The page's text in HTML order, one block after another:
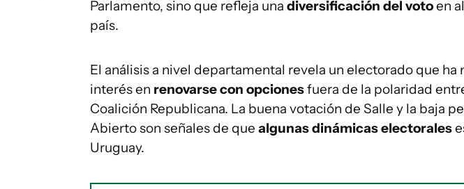
Parlamento, sino que refleja una diversificación del votoen
país.
El análisis a nivel departamental revela un electorado que
interés en renovarse con opcionesfuera de la polaridad
Coalición Republicana. La buena votación de Salle y la baja
Abierto son señales de que algunas dinámicas electorales
Uruguay.